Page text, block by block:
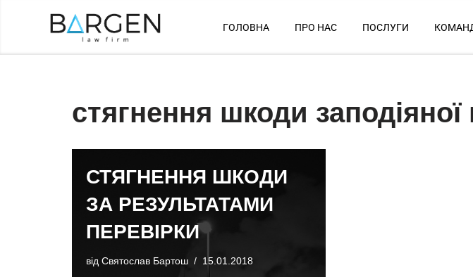
ГОЛОВНА ПРО НАС ПОСЛУГИ
стягнення шкоди
СТЯГНЕННЯ ШКОДИ
ЗА РЕЗУЛЬТАТАМИ
ПЕРЕВІРКИ
від Святослав Бартош 15.01.2018